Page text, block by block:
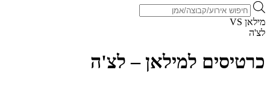
Products
search
מילאן VS
לצ'ה
כרטיסים למילאן – לצ'ה